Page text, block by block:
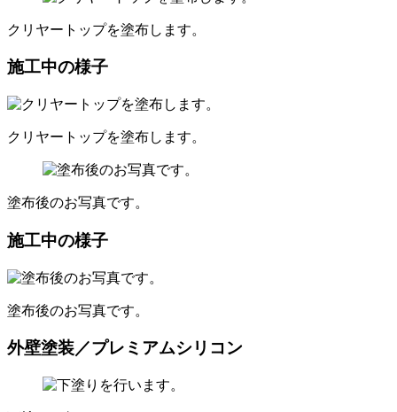
クリヤートップを塗布します。
施工中の様子
クリヤートップを塗布します。
塗布後のお写真です。
施工中の様子
塗布後のお写真です。
外壁塗装／プレミアムシリコン